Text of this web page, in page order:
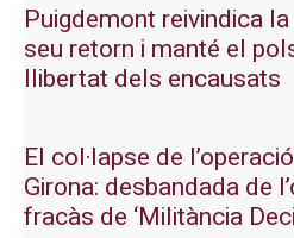
Puigdemont reivindica
seu retorn i manté el
llibertat dels encausats
El col·lapse de
Girona: desbandada de
fracàs de ‘Militància